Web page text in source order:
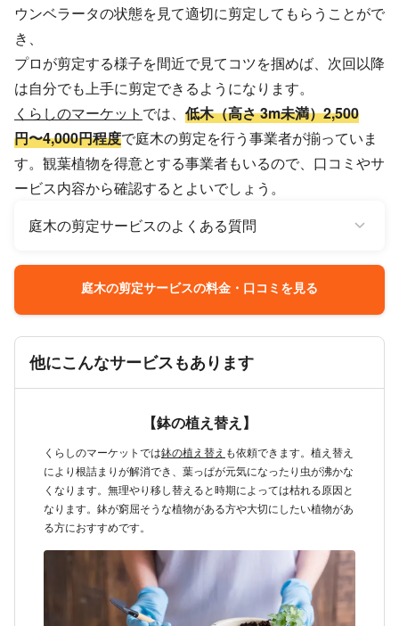
ウンベラータの状態を見て適切に剪定してもらうことがで
き、
プロが剪定する様子を間近で見てコツを掴めば、次回以降
は自分でも上手に剪定できるようになります。
くらしのマーケット では、 低木（高さ 3m未満）2,500
円〜4,000円程度で庭木の剪定を行う事業者が揃っていま
す。観葉植物を得意とする事業者もいるので、口コミやサ
ービス内容から確認するとよいでしょう。
庭木の剪定サービスのよくある質問
庭木の剪定サービスの料金・口コミを見る
他にこんなサービスもあります
【鉢の植え替え】
くらしのマーケットでは鉢の植え替え も依頼できます。植え替え
により根詰まりが解消でき、葉っぱが元気になったり虫が沸かな
くなります。無理やり移し替えると時期によっては枯れる原因と
なります。鉢が窮屈そうな植物がある方や大切にしたい植物があ
る方におすすめです。